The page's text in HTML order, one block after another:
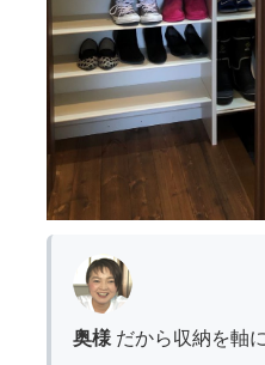
奥様 だから収納を軸